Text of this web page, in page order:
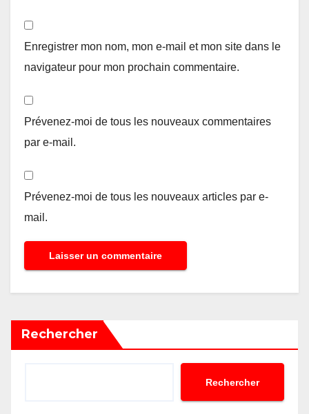
Enregistrer mon nom, mon e-mail et mon site dans le
navigateur pour mon prochain commentaire.
Prévenez-moi de tous les nouveaux commentaires
par e-mail.
Prévenez-moi de tous les nouveaux articles par e-
mail.
Rechercher
Rechercher